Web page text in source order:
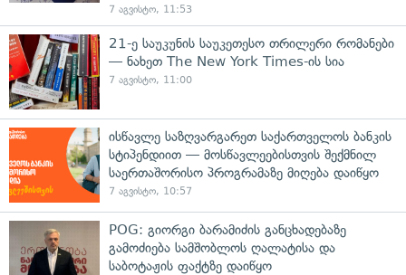
7 აგვისტო, 11:53
21-ე საუკუნის საუკეთესო თრილერი რომანები
— ნახეთ The New York Times-ის სია
7 აგვისტო, 11:00
ისწავლე საზღვარგარეთ საქართველოს ბანკის
სტიპენდიით — მოსწავლეებისთვის შექმნილ
საერთაშორისო პროგრამაზე მიღება დაიწყო
7 აგვისტო, 10:57
POG: გიორგი ბარამიძის განცხადებაზე
გამოძიება სამშობლოს ღალატისა და
საბოტაჟის ფაქტზე დაიწყო